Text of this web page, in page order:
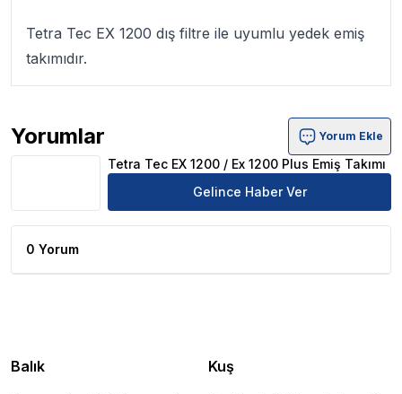
Tetra Tec EX 1200 dış filtre ile uyumlu yedek emiş
takımıdır.
Yorumlar
Tetra Tec EX 1200 / Ex 1200 Plus Emiş Takımı Ürün
Yorum Ekle
Tetra Tec EX 1200 / Ex 1200 Plus Emiş Takımı
Gelince Haber Ver
0 Yorum
Balık Kuş